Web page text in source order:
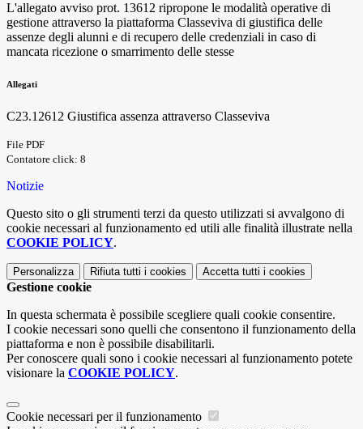
L'allegato avviso prot. 13612 ripropone le modalità operative di
gestione attraverso la piattaforma Classeviva di giustifica delle
assenze degli alunni e di recupero delle credenziali in caso di
mancata ricezione o smarrimento delle stesse
Allegati
C23.12612 Giustifica assenza attraverso Classeviva
File PDF
Contatore click: 8
Notizie
Questo sito o gli strumenti terzi da questo utilizzati si avvalgono di
cookie necessari al funzionamento ed utili alle finalità illustrate nella
COOKIE POLICY.
Personalizza Rifiuta tutti i cookies Accetta tutti i cookies
Gestione cookie
In questa schermata è possibile scegliere quali cookie consentire.
I cookie necessari sono quelli che consentono il funzionamento della
piattaforma e non è possibile disabilitarli.
Per conoscere quali sono i cookie necessari al funzionamento potete
visionare la COOKIE POLICY.
Cookie necessari per il funzionamento